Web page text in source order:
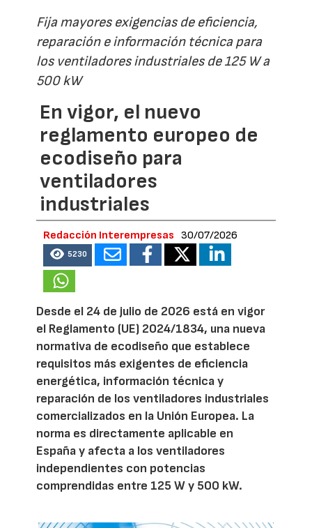
Fija mayores exigencias de eficiencia,
reparación e información técnica para
los ventiladores industriales de 125 W a
500 kW
En vigor, el nuevo
reglamento europeo de
ecodiseño para
ventiladores
industriales
Redacción Interempresas 30/07/2026
5230
Desde el 24 de julio de 2026 está en vigor
el Reglamento (UE) 2024/1834, una nueva
normativa de ecodiseño que establece
requisitos más exigentes de eficiencia
energética, información técnica y
reparación de los ventiladores industriales
comercializados en la Unión Europea. La
norma es directamente aplicable en
España y afecta a los ventiladores
independientes con potencias
comprendidas entre 125 W y 500 kW.